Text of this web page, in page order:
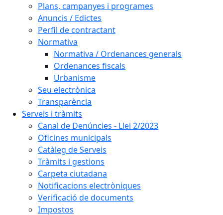
Plans, campanyes i programes
Anuncis / Edictes
Perfil de contractant
Normativa
Normativa / Ordenances generals
Ordenances fiscals
Urbanisme
Seu electrònica
Transparència
Serveis i tràmits
Canal de Denúncies - Llei 2/2023
Oficines municipals
Catàleg de Serveis
Tràmits i gestions
Carpeta ciutadana
Notificacions electròniques
Verificació de documents
Impostos